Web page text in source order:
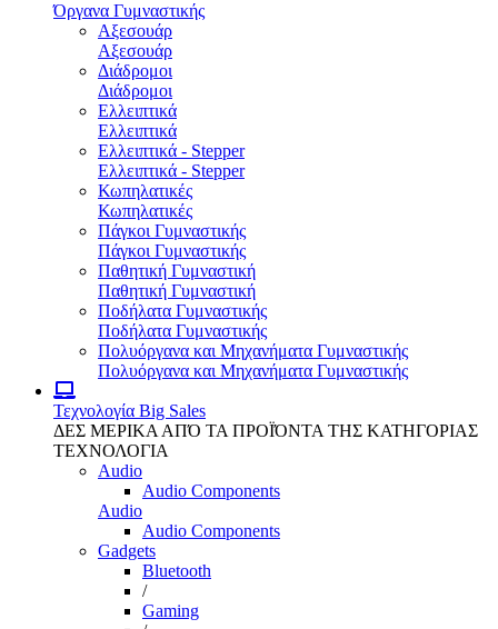
Όργανα Γυμναστικής
Αξεσουάρ
Αξεσουάρ
Διάδρομοι
Διάδρομοι
Ελλειπτικά
Ελλειπτικά
Ελλειπτικά - Stepper
Ελλειπτικά - Stepper
Κωπηλατικές
Κωπηλατικές
Πάγκοι Γυμναστικής
Πάγκοι Γυμναστικής
Παθητική Γυμναστική
Παθητική Γυμναστική
Ποδήλατα Γυμναστικής
Ποδήλατα Γυμναστικής
Πολυόργανα και Μηχανήματα Γυμναστικής
Πολυόργανα και Μηχανήματα Γυμναστικής
Τεχνολογία Big Sales
ΔΕΣ ΜΕΡΙΚΑ ΑΠΌ ΤΑ ΠΡΟΪΌΝΤΑ ΤΗΣ ΚΑΤΗΓΟΡΙΑΣ
ΤΕΧΝΟΛΟΓΙΑ
Audio
Audio Components
Audio
Audio Components
Gadgets
Bluetooth
/
Gaming